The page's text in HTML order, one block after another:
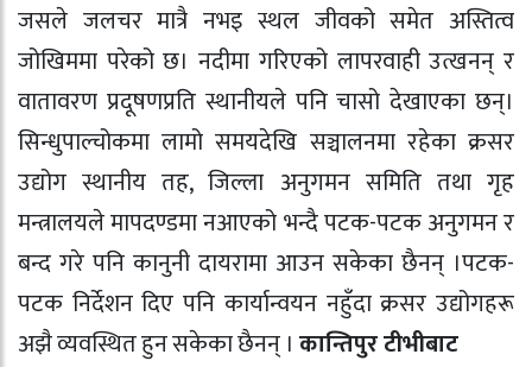
जसले जलचर मात्रै नभइ स्थल जीवको समेत अस्तित्व
जोखिममा परेको छ। नदीमा गरिएको लापरवाही उत्खनन् र
वातावरण प्रदूषणप्रति स्थानीयले पनि चासो देखाएका छन्।
सिन्धुपाल्चोकमा लामो समयदेखि सञ्चालनमा रहेका क्रसर
उद्योग स्थानीय तह, जिल्ला अनुगमन समिति तथा गृह
मन्त्रालयले मापदण्डमा नआएको भन्दै पटक-पटक अनुगमन र
बन्द गरे पनि कानुनी दायरामा आउन सकेका छैनन् ।पटक-
पटक निर्देशन दिए पनि कार्यान्वयन नहुँदा क्रसर उद्योगहरू
अझै व्यवस्थित हुन सकेका छैनन् । कान्तिपुर टीभीबाट